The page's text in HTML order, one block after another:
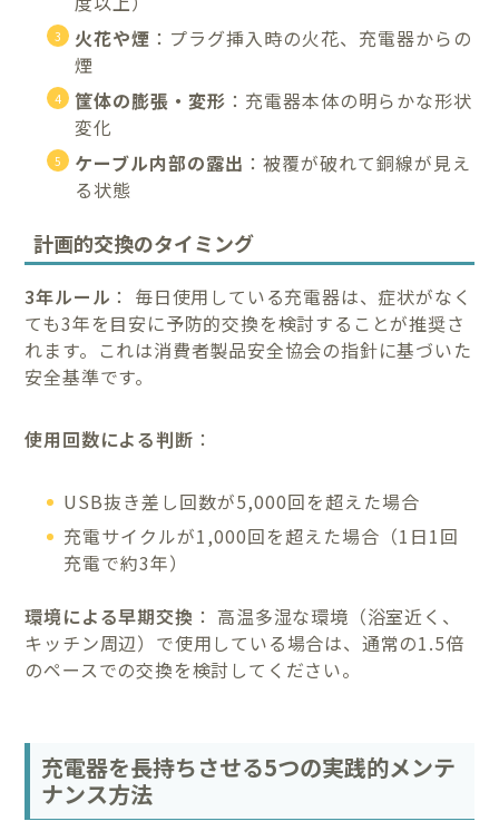
火花や煙 ：プラグ挿入時の火花、充電器からの
煙
筐体の膨張・変形 ：充電器本体の明らかな形状
変化
ケーブル内部の露出 ：被覆が破れて銅線が見え
る状態
計画的交換のタイミング
3年ルール ： 毎日使用している充電器は、症状がなく
ても3年を目安に予防的交換を検討することが推奨さ
れます。これは消費者製品安全協会の指針に基づいた
安全基準です。
使用回数による判断 ：
USB抜き差し回数が5,000回を超えた場合
充電サイクルが1,000回を超えた場合（1日1回
充電で約3年）
環境による早期交換 ： 高温多湿な環境（浴室近く、
キッチン周辺）で使用している場合は、通常の1.5倍
のペースでの交換を検討してください。
充電器を長持ちさせる5つの実践的メンテ
ナンス方法